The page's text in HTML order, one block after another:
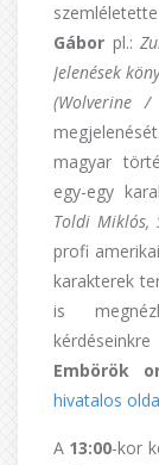
szemléletette
Gábor pl.:
Jelenések
(Wolverine /
magyar
egy-egy
Toldi Miklós,
profi
karakterek
is
Embörök
hivatalos
A 13:00-kor